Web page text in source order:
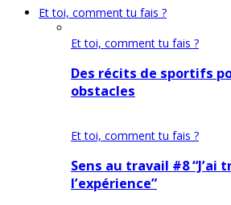
Et toi, comment tu fais ?
Et toi, comment tu fais ?
Des récits de sportifs
obstacles
Et toi, comment tu fais ?
Sens au travail #8 “J’ai
l’expérience”